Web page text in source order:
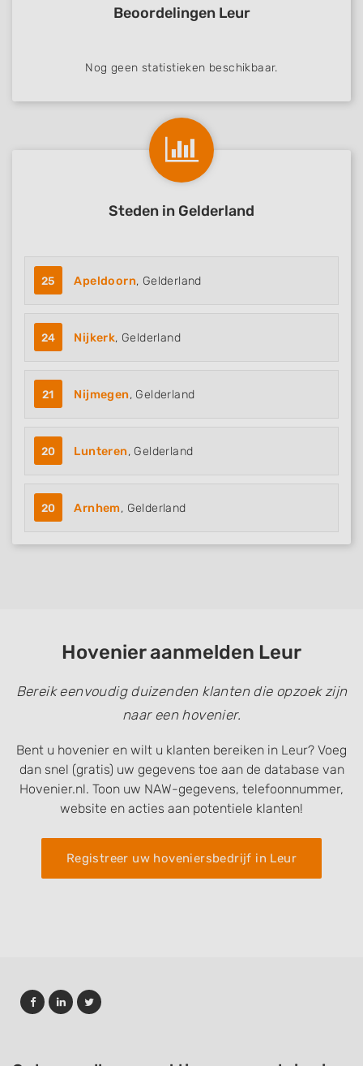
Beoordelingen Leur
Nog geen statistieken beschikbaar.
Steden in Gelderland
25 Apeldoorn, Gelderland
24 Nijkerk, Gelderland
21 Nijmegen, Gelderland
20 Lunteren, Gelderland
20 Arnhem, Gelderland
Hovenier aanmelden Leur
Bereik eenvoudig duizenden klanten die opzoek zijn
naar een hovenier.
Bent u hovenier en wilt u klanten bereiken in Leur? Voeg
dan snel (gratis) uw gegevens toe aan de database van
Hovenier.nl. Toon uw NAW-gegevens, telefoonnummer,
website en acties aan potentiele klanten!
Registreer uw hoveniersbedrijf in Leur